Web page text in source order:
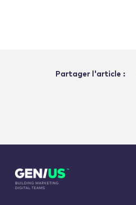
Partager l'article :